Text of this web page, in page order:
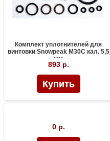
Комплект уплотнителей для
винтовки Snowpeak M30C кал. 5,5
мм
893 р.
0 р.